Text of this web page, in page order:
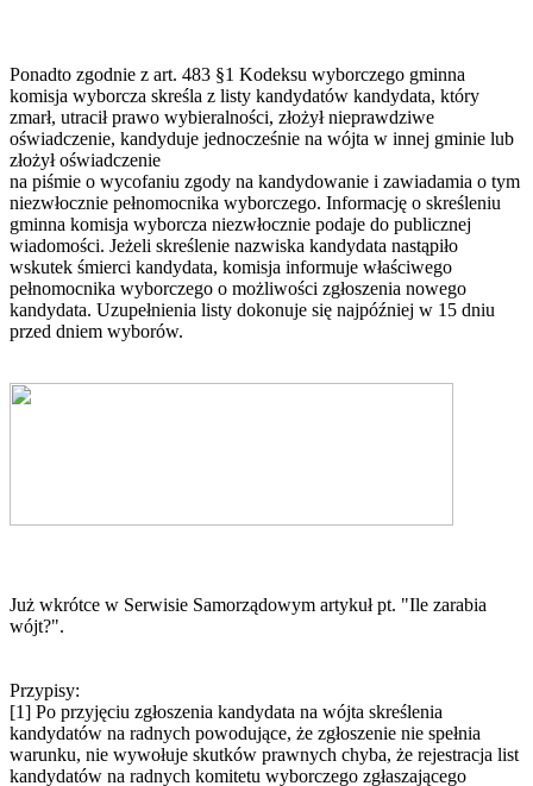
Ponadto zgodnie z art. 483 §1 Kodeksu wyborczego gminna
komisja wyborcza skreśla z listy kandydatów kandydata, który
zmarł, utracił prawo wybieralności, złożył nieprawdziwe
oświadczenie, kandyduje jednocześnie na wójta w innej gminie lub
złożył oświadczenie
na piśmie o wycofaniu zgody na kandydowanie i zawiadamia o tym
niezwłocznie pełnomocnika wyborczego. Informację o skreśleniu
gminna komisja wyborcza niezwłocznie podaje do publicznej
wiadomości. Jeżeli skreślenie nazwiska kandydata nastąpiło
wskutek śmierci kandydata, komisja informuje właściwego
pełnomocnika wyborczego o możliwości zgłoszenia nowego
kandydata. Uzupełnienia listy dokonuje się najpóźniej w 15 dniu
przed dniem wyborów.
Już wkrótce w Serwisie Samorządowym artykuł pt. "Ile zarabia
wójt?".
Przypisy:
[1] Po przyjęciu zgłoszenia kandydata na wójta skreślenia
kandydatów na radnych powodujące, że zgłoszenie nie spełnia
warunku, nie wywołuje skutków prawnych chyba, że rejestracja list
kandydatów na radnych komitetu wyborczego zgłaszającego